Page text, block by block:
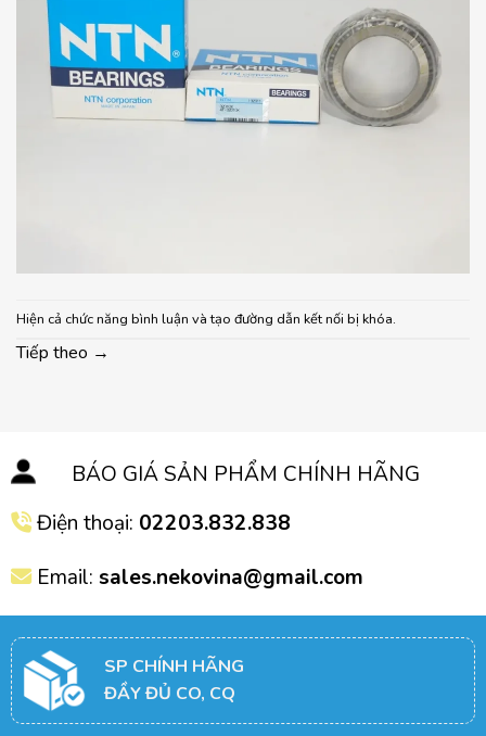
Hiện cả chức năng bình luận và tạo đường dẫn kết nối bị khóa.
Tiếp theo →
BÁO GIÁ SẢN PHẨM CHÍNH HÃNG
Điện thoại: 02203.832.838
Email: sales.nekovina@gmail.com
SP CHÍNH HÃNG
ĐẦY ĐỦ CO, CQ